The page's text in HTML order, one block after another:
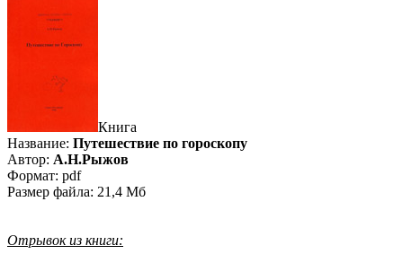
Книга
Название: Путешествие по гороскопу
Автор: А.Н.Рыжов
Формат: pdf
Размер файла: 21,4 Мб
Отрывок из книги: